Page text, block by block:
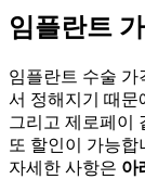
임플란트
임플란트 수술 가
서 정해지기 때문
그리고 제로페이
또 할인이 가능합
자세한 사항은 아